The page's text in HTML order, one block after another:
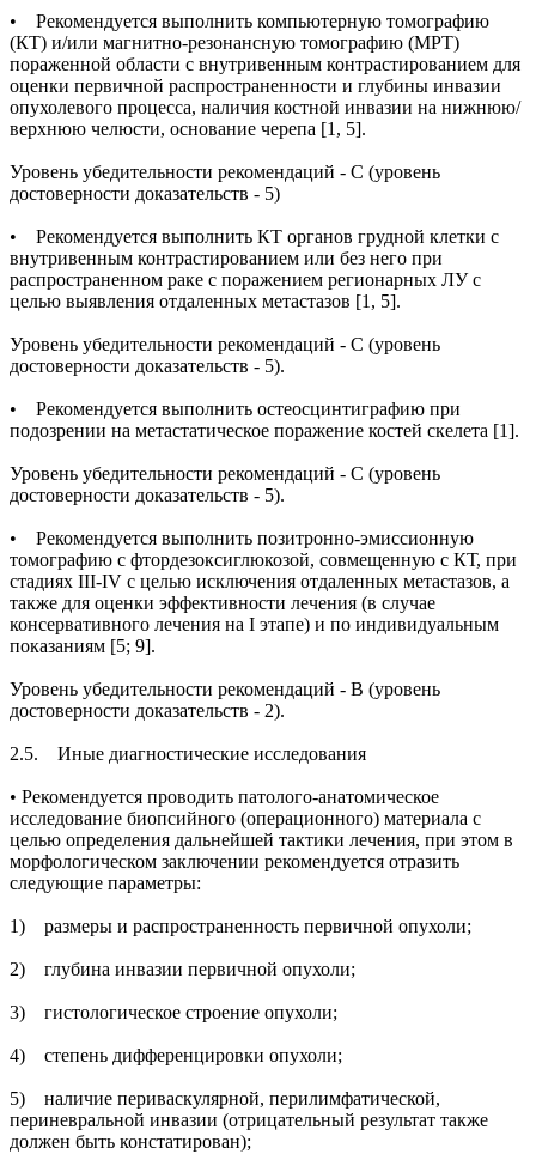
• Рекомендуется выполнить компьютерную томографию
(КТ) и/или магнитно-резонансную томографию (МРТ)
пораженной области с внутривенным контрастированием для
оценки первичной распространенности и глубины инвазии
опухолевого процесса, наличия костной инвазии на нижнюю/
верхнюю челюсти, основание черепа [1, 5].
Уровень убедительности рекомендаций - С (уровень
достоверности доказательств - 5)
• Рекомендуется выполнить КТ органов грудной клетки с
внутривенным контрастированием или без него при
распространенном раке с поражением регионарных ЛУ с
целью выявления отдаленных метастазов [1, 5].
Уровень убедительности рекомендаций - С (уровень
достоверности доказательств - 5).
• Рекомендуется выполнить остеосцинтиграфию при
подозрении на метастатическое поражение костей скелета [1].
Уровень убедительности рекомендаций - С (уровень
достоверности доказательств - 5).
• Рекомендуется выполнить позитронно-эмиссионную
томографию с фтордезоксиглюкозой, совмещенную с КТ, при
стадиях III-IV с целью исключения отдаленных метастазов, а
также для оценки эффективности лечения (в случае
консервативного лечения на I этапе) и по индивидуальным
показаниям [5; 9].
Уровень убедительности рекомендаций - В (уровень
достоверности доказательств - 2).
2.5. Иные диагностические исследования
• Рекомендуется проводить патолого-анатомическое
исследование биопсийного (операционного) материала с
целью определения дальнейшей тактики лечения, при этом в
морфологическом заключении рекомендуется отразить
следующие параметры:
1) размеры и распространенность первичной опухоли;
2) глубина инвазии первичной опухоли;
3) гистологическое строение опухоли;
4) степень дифференцировки опухоли;
5) наличие периваскулярной, перилимфатической,
периневральной инвазии (отрицательный результат также
должен быть констатирован);